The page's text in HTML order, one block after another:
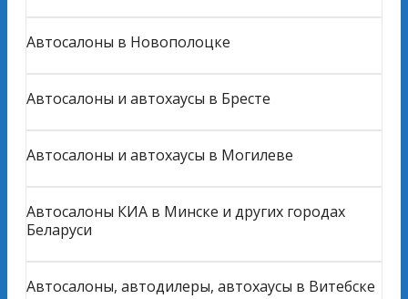
Автосалоны в Новополоцке
Автосалоны и автохаусы в Бресте
Автосалоны и автохаусы в Могилеве
Автосалоны КИА в Минске и других городах
Беларуси
Автосалоны, автодилеры, автохаусы в Витебске